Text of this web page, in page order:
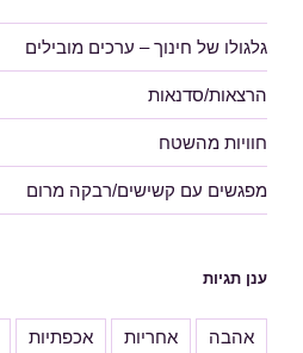
גלגולו של חינוך – ערכים מובילים
הרצאות/סדנאות
חוויות מהשטח
מפגשים עם קשישים/רבקה מרום
ענן תגיות
אהבה אחריות אכפתיות